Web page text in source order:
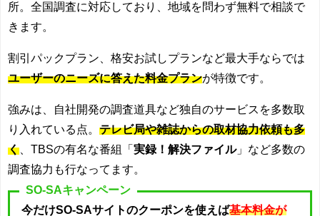
所。 全国調査に対応しており、地域を問わず無料で相談で
きます。
割引パックプラン、格安お試しプランなど最大手ならでは
ユーザーのニーズに答えた料金プランが特徴です。
強みは、自社開発の調査道具など独自のサービスを多数取
り入れている点。 テレビ局や雑誌からの取材協力依頼も多
く 、TBSの有名な番組「 実録！解決ファイル」など多数の
調査協力も行なってます。
SO-SAキャンペーン
今だけSO-SAサイトのクーポンを使えば基本料金が